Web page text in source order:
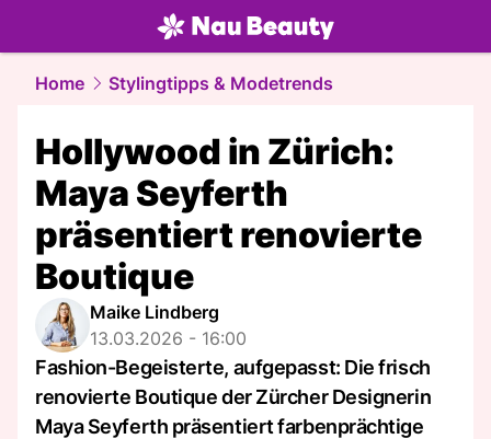
beauty.NAU.ch
Home Stylingtipps & Modetrends
Hollywood in Zürich:
Maya Seyferth
präsentiert renovierte
Boutique
Maike Lindberg
13.03.2026 - 16:00
Fashion-Begeisterte, aufgepasst: Die frisch
renovierte Boutique der Zürcher Designerin
Maya Seyferth präsentiert farbenprächtige